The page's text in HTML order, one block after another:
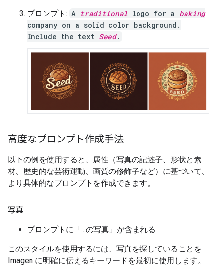
プロンプト: A traditional logo for a baking
company on a solid color background.
Include the text Seed.
高度なプロンプト作成手法
以下の例を使用すると、属性（写真の記述子、形状と素
材、歴史的な芸術運動、画質の修飾子など）に基づいて、
より具体的なプロンプトを作成できます。
写真
プロンプトに「...の写真」 が含まれる
このスタイルを使用するには、写真を探していることを
Imagen に明確に伝えるキーワードを最初に使用します。